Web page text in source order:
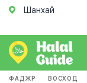
Шанхай
ФАДЖР ВОСХОД